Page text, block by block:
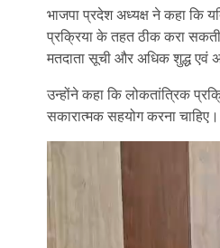
भाजपा प्रदेश अध्यक्ष ने कहा कि
प्रक्रिया के तहत ठीक करा सकती
मतदाता सूची और अधिक शुद्ध एवं
उन्होंने कहा कि लोकतांत्रिक
सकारात्मक सहयोग करना चाहिए।